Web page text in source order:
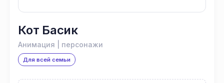
Кот Басик
Анимация | персонажи
Для всей семьи